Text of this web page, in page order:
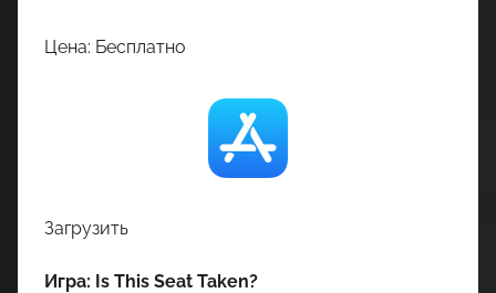
Цена: Бесплатно
Загрузить
Игра: Is This Seat Taken?